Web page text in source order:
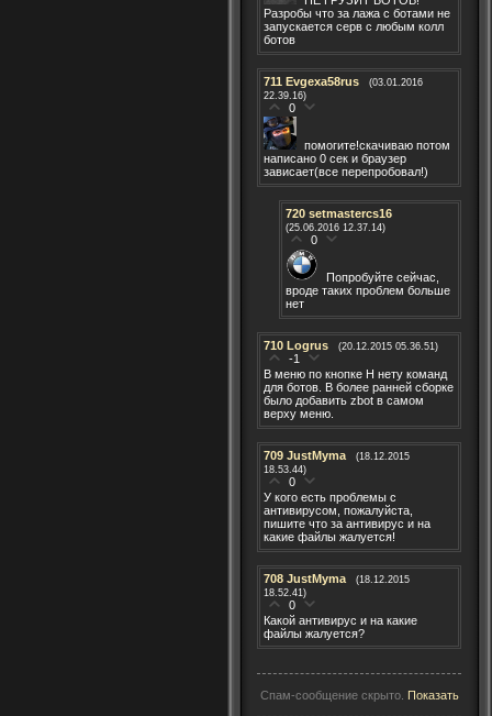
Разробы что за лажа с ботами не
запускается серв с любым колл
ботов
711 Evgexa58rus
(03.01.2016
22.39.16)
0
помогите!скачиваю потом
написано 0 сек и браузер
зависает(все перепробовал!)
720 setmastercs16
(25.06.2016 12.37.14)
0
Попробуйте сейчас,
вроде таких проблем больше
нет
710 Logrus (20.12.2015 05.36.51)
-1
В меню по кнопке H нету команд
для ботов. В более ранней сборке
было добавить zbot в самом
верху меню.
709 JustMyma
(18.12.2015
18.53.44)
0
У кого есть проблемы с
антивирусом, пожалуйста,
пишите что за антивирус и на
какие файлы жалуется!
708 JustMyma
(18.12.2015
18.52.41)
0
Какой антивирус и на какие
файлы жалуется?
Спам-сообщение скрыто. Показать